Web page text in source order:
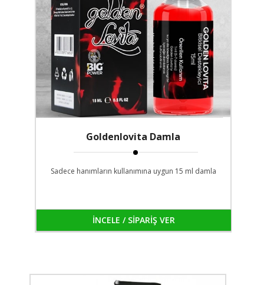
Goldenlovita Damla
Sadece hanımların kullanımına uygun 15 ml damla
İNCELE / SİPARİŞ VER